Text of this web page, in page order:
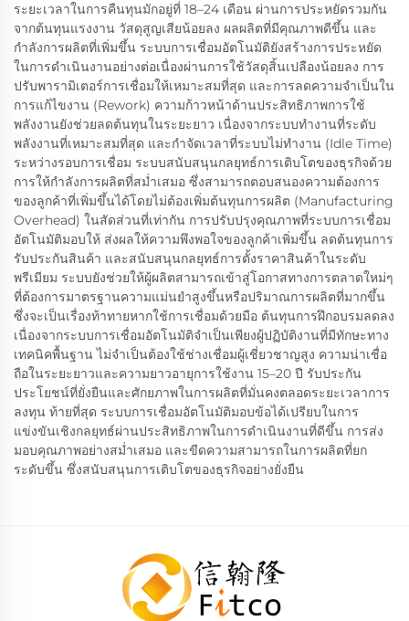
ระยะเวลาในการคืนทุนมักอยู่ที่ 18–24 เดือน ผ่านการประหยัดรวมกัน
จากต้นทุนแรงงาน วัสดุสูญเสียน้อยลง ผลผลิตที่มีคุณภาพดีขึ้น และ
กำลังการผลิตที่เพิ่มขึ้น ระบบการเชื่อมอัตโนมัติยังสร้างการประหยัด
ในการดำเนินงานอย่างต่อเนื่องผ่านการใช้วัสดุสิ้นเปลืองน้อยลง การ
ปรับพารามิเตอร์การเชื่อมให้เหมาะสมที่สุด และการลดความจำเป็นใน
การแก้ไขงาน (Rework) ความก้าวหน้าด้านประสิทธิภาพการใช้
พลังงานยังช่วยลดต้นทุนในระยะยาว เนื่องจากระบบทำงานที่ระดับ
พลังงานที่เหมาะสมที่สุด และกำจัดเวลาที่ระบบไม่ทำงาน (Idle Time)
ระหว่างรอบการเชื่อม ระบบสนับสนุนกลยุทธ์การเติบโตของธุรกิจด้วย
การให้กำลังการผลิตที่สม่ำเสมอ ซึ่งสามารถตอบสนองความต้องการ
ของลูกค้าที่เพิ่มขึ้นได้โดยไม่ต้องเพิ่มต้นทุนการผลิต (Manufacturing
Overhead) ในสัดส่วนที่เท่ากัน การปรับปรุงคุณภาพที่ระบบการเชื่อม
อัตโนมัติมอบให้ ส่งผลให้ความพึงพอใจของลูกค้าเพิ่มขึ้น ลดต้นทุนการ
รับประกันสินค้า และสนับสนุนกลยุทธ์การตั้งราคาสินค้าในระดับ
พรีเมียม ระบบยังช่วยให้ผู้ผลิตสามารถเข้าสู่โอกาสทางการตลาดใหม่ๆ
ที่ต้องการมาตรฐานความแม่นยำสูงขึ้นหรือปริมาณการผลิตที่มากขึ้น
ซึ่งจะเป็นเรื่องท้าทายหากใช้การเชื่อมด้วยมือ ต้นทุนการฝึกอบรมลดลง
เนื่องจากระบบการเชื่อมอัตโนมัติจำเป็นเพียงผู้ปฏิบัติงานที่มีทักษะทาง
เทคนิคพื้นฐาน ไม่จำเป็นต้องใช้ช่างเชื่อมผู้เชี่ยวชาญสูง ความน่าเชื่อ
ถือในระยะยาวและความยาวอายุการใช้งาน 15–20 ปี รับประกัน
ประโยชน์ที่ยั่งยืนและศักยภาพในการผลิตที่มั่นคงตลอดระยะเวลาการ
ลงทุน ท้ายที่สุด ระบบการเชื่อมอัตโนมัติมอบข้อได้เปรียบในการ
แข่งขันเชิงกลยุทธ์ผ่านประสิทธิภาพในการดำเนินงานที่ดีขึ้น การส่ง
มอบคุณภาพอย่างสม่ำเสมอ และขีดความสามารถในการผลิตที่ยก
ระดับขึ้น ซึ่งสนับสนุนการเติบโตของธุรกิจอย่างยั่งยืน